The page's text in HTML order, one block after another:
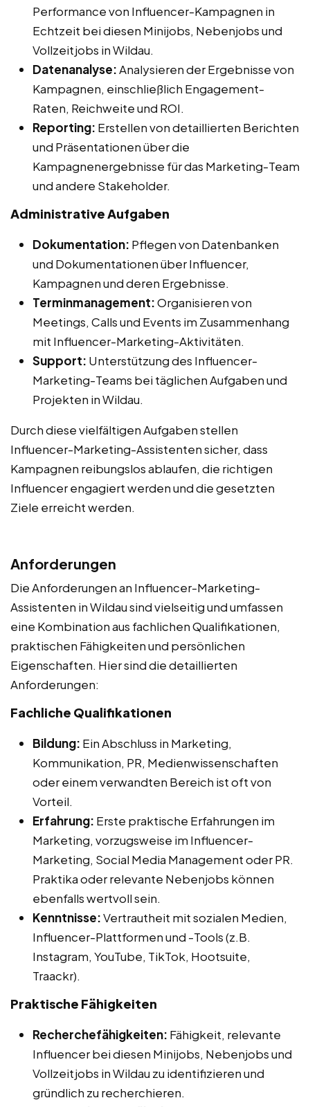
Performance von Influencer-Kampagnen in
Echtzeit bei diesen Minijobs, Nebenjobs und
Vollzeitjobs in Wildau.
Datenanalyse:Analysieren der Ergebnisse von
Kampagnen, einschließlich Engagement-
Raten, Reichweite und ROI.
Reporting: Erstellen von detaillierten Berichten
und Präsentationen über die
Kampagnenergebnisse für das Marketing-Team
und andere Stakeholder.
Administrative Aufgaben
Dokumentation: Pflegen von Datenbanken
und Dokumentationen über Influencer,
Kampagnen und deren Ergebnisse.
Terminmanagement:Organisieren von
Meetings, Calls und Events im Zusammenhang
mit Influencer-Marketing-Aktivitäten.
Support: Unterstützung des Influencer-
Marketing-Teams bei täglichen Aufgaben und
Projekten in Wildau.
Durch diese vielfältigen Aufgaben stellen
Influencer-Marketing-Assistenten sicher, dass
Kampagnen reibungslos ablaufen, die richtigen
Influencer engagiert werden und die gesetzten
Ziele erreicht werden.
Anforderungen
Die Anforderungen an Influencer-Marketing-
Assistenten in Wildau sind vielseitig und umfassen
eine Kombination aus fachlichen Qualifikationen,
praktischen Fähigkeiten und persönlichen
Eigenschaften. Hier sind die detaillierten
Anforderungen:
Fachliche Qualifikationen
Bildung: Ein Abschluss in Marketing,
Kommunikation, PR, Medienwissenschaften
oder einem verwandten Bereich ist oft von
Vorteil.
Erfahrung: Erste praktische Erfahrungen im
Marketing, vorzugsweise im Influencer-
Marketing, Social Media Management oder PR.
Praktika oder relevante Nebenjobs können
ebenfalls wertvoll sein.
Kenntnisse:Vertrautheit mit sozialen Medien,
Influencer-Plattformen und -Tools (z.B.
Instagram, YouTube, TikTok, Hootsuite,
Traackr).
Praktische Fähigkeiten
Recherchefähigkeiten: Fähigkeit, relevante
Influencer bei diesen Minijobs, Nebenjobs und
Vollzeitjobs in Wildau zu identifizieren und
gründlich zu recherchieren.